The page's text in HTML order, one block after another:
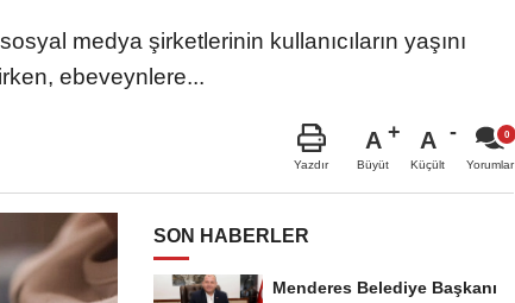
medya şirketlerinin kullanıcıların yaşını
ebeveynlere...
Yazdır
A
Büyüt
A
Küçült Yorumlar
SON HABERLER
Menderes Belediye Başkanı